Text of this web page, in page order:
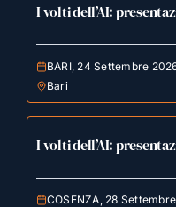
I volti dell’AI:
BARI, 24 Settembre
Bari
I volti dell’AI:
COSENZA, 28